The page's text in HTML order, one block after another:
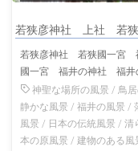
社
福
井
の
若狭彦神社 上社 若
若狭彦神社 若狭國一宮
國一宮 福井の神社 福井
神聖な場所の風景 /鳥
静かな風景 /福井の風景 /
風景 / 日本の伝統風景 /清
本の原風景 /建物のある風